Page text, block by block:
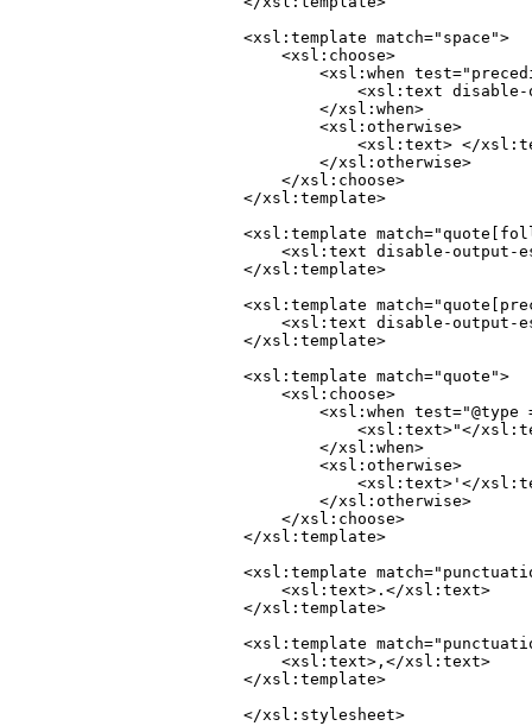
<xsl:template match="space">
<xsl:choose>
<xsl:when
<xsl:text disable-output-
</xsl:when>
<xsl:otherwise>
<xsl:text> </
</xsl:otherwise>
</xsl:choose>
</xsl:template>
<xsl:template
<xsl:text disable-output-
</xsl:template>
<xsl:template
<xsl:text disable-output-
</xsl:template>
<xsl:template match="quote">
<xsl:choose>
<xsl:when test="@type
<xsl:text>"</
</xsl:when>
<xsl:otherwise>
<xsl:text>'</
</xsl:otherwise>
</xsl:choose>
</xsl:template>
<xsl:template
<xsl:text>.</xsl:text>
</xsl:template>
<xsl:template
<xsl:text>,</xsl:text>
</xsl:template>
</xsl:stylesheet>